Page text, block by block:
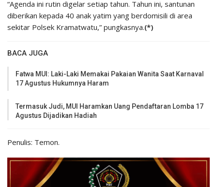
“Agenda ini rutin digelar setiap tahun. Tahun ini, santunan
diberikan kepada 40 anak yatim yang berdomisili di area
sekitar Polsek Kramatwatu,” pungkasnya.(*)
BACA JUGA
Fatwa MUI: Laki-Laki Memakai Pakaian Wanita Saat Karnaval
17 Agustus Hukumnya Haram
Termasuk Judi, MUI Haramkan Uang Pendaftaran Lomba 17
Agustus Dijadikan Hadiah
Penulis: Temon.